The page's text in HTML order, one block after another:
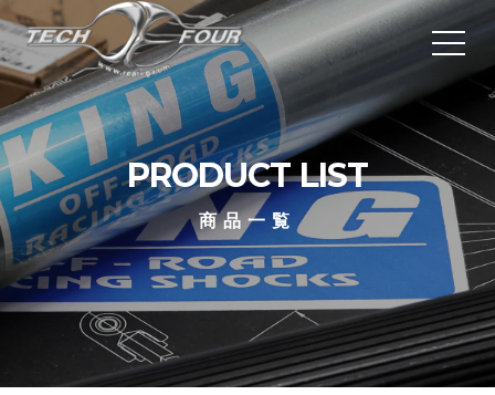
PRODUCT LIST
商品一覧